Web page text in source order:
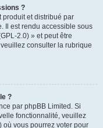
?
produit et distribué par
Il est rendu accessible sous
2.0) » et peut être
consulter la rubrique
?
par phpBB Limited. Si
fonctionnalité, veuillez
où vous pourrez voter pour